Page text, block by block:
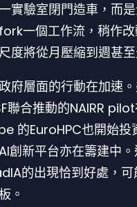
實驗室閉門造車，而
一個工作流，稍作
度將從月壓縮到週甚
府層面的行動在加速
聯合推動的NAIRR
的EuroHPC也開始投
創新平台亦在籌建中
的出現恰到好處，可
。